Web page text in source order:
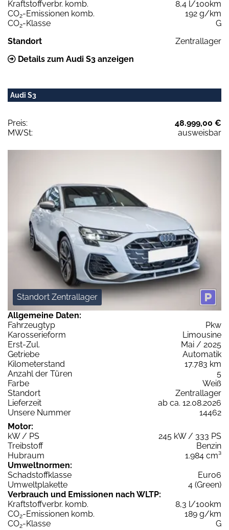
Kraftstoffverbr. komb.
8,4 l/100km
CO2-Emissionen komb.
192 g/km
CO2-Klasse
G
Standort
Zentrallager
Details zum Audi S3 anzeigen
Audi S3
Preis:
48.999,00 €
MWSt:
ausweisbar
Standort Zentrallager
Allgemeine Daten:
Fahrzeugtyp
Pkw
Karosserieform
Limousine
Erst-Zul.
Mai / 2025
Getriebe
Automatik
Kilometerstand
17.783 km
Anzahl der Türen
5
Farbe
Weiß
Standort
Zentrallager
Lieferzeit
ab ca. 12.08.2026
Unsere Nummer
14462
Motor:
kW / PS
245 kW / 333 PS
Treibstoff
Benzin
Hubraum
1.984 cm³
Umweltnormen:
Schadstoffklasse
Euro6
Umweltplakette
4 (Green)
Verbrauch und Emissionen nach WLTP:
Kraftstoffverbr. komb.
8,3 l/100km
CO2-Emissionen komb.
189 g/km
CO2-Klasse
G